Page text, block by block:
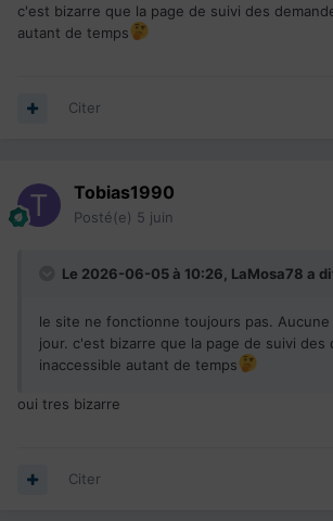
c'est bizarre que la page de suivi des
autant de temps
Citer
Tobias1990
Posté(e) 5 juin
Le 2026-06-05 à 10:26, LaMosa78 a
le site ne fonctionne toujours pas. Aucune
jour. c'est bizarre que la page de suivi des
inaccessible autant de temps
oui tres bizarre
Citer